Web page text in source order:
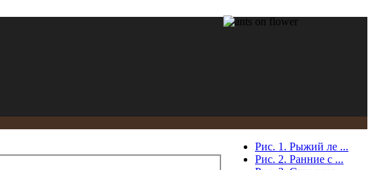
Рис. 1. Рыжий ле ...
Рис. 2. Ранние с ...